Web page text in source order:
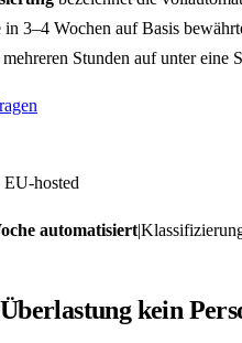
in 3–4 Wochen auf Basis
Stunden auf unter eine
hosted
automatisiert|
kein